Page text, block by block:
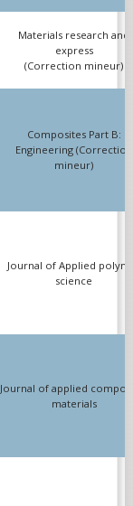
Materials research and
express
(Correction mineur)
Composites Part B:
Engineering (Correction
mineur)
Journal of Applied
science
Journal of applied
materials